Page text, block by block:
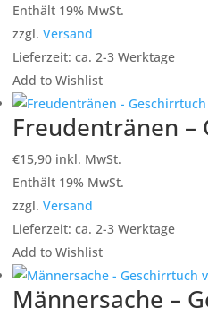
Enthält 19% MwSt.
zzgl. Versand
Lieferzeit: ca. 2-3 Werktage
Add to Wishlist
Freudentränen –
€15,90 inkl. MwSt.
Enthält 19% MwSt.
zzgl. Versand
Lieferzeit: ca. 2-3 Werktage
Add to Wishlist
Männersache –